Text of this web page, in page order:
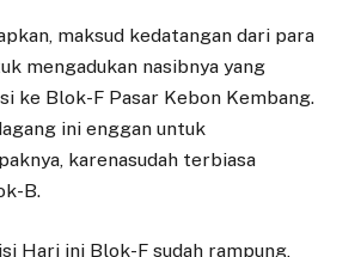
maksud kedatangan dari para
mengadukan nasibnya yang
ke Blok-F Pasar Kebon Kembang.
ini enggan untuk
karenasudah terbiasa
B.
Hari ini Blok-F sudah rampung,